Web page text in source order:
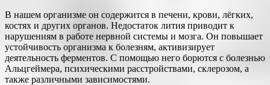
В нашем организме он содержится в печени, крови, лёгких,
костях и других органов. Недостаток лития приводит к
нарушениям в работе нервной системы и мозга. Он повышает
устойчивость организма к болезням, активизирует
деятельность ферментов. С помощью него борются с болезнью
Альцгеймера, психическими расстройствами, склерозом, а
также различными зависимостями.